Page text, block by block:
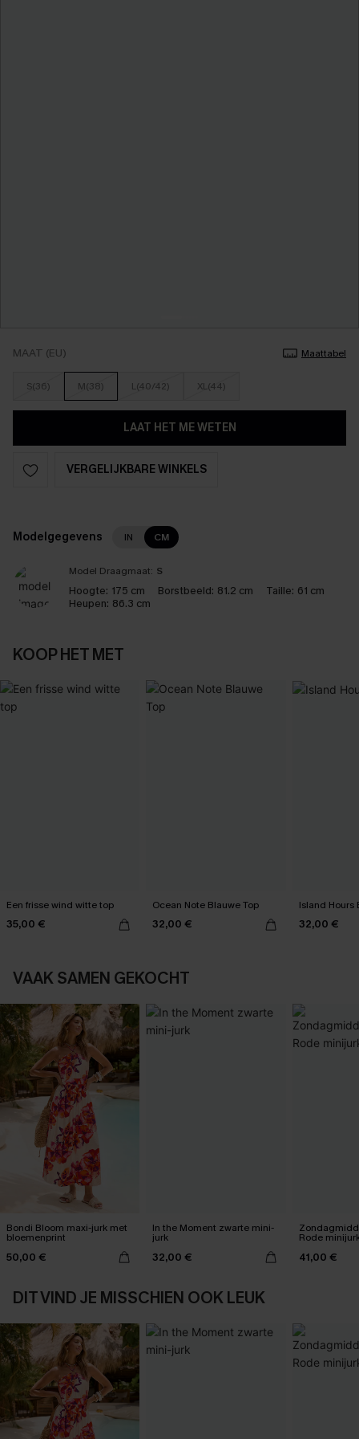
MAAT (EU) Maattabel
S(36) M(38) L(40/42) XL(44)
LAAT HET ME WETEN
VERGELIJKBARE WINKELS
Modelgegevens IN CM
Model Draagmaat: S
Hoogte: 175 cm Borstbeeld: 81.2 cm Taille: 61 cm
Heupen: 86.3 cm
KOOP HET MET
Een frisse wind witte top
35,00 €
Ocean Note Blauwe Top
32,00 €
Island Hours
32,00 €
VAAK SAMEN GEKOCHT
Bondi Bloom maxi-jurk met
bloemenprint
50,00 €
In the Moment zwarte mini-
jurk
32,00 €
Rode
41,00 €
DIT VIND JE MISSCHIEN OOK LEUK